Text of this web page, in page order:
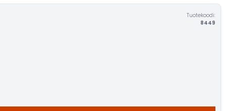
Tuotekoodi:
8449